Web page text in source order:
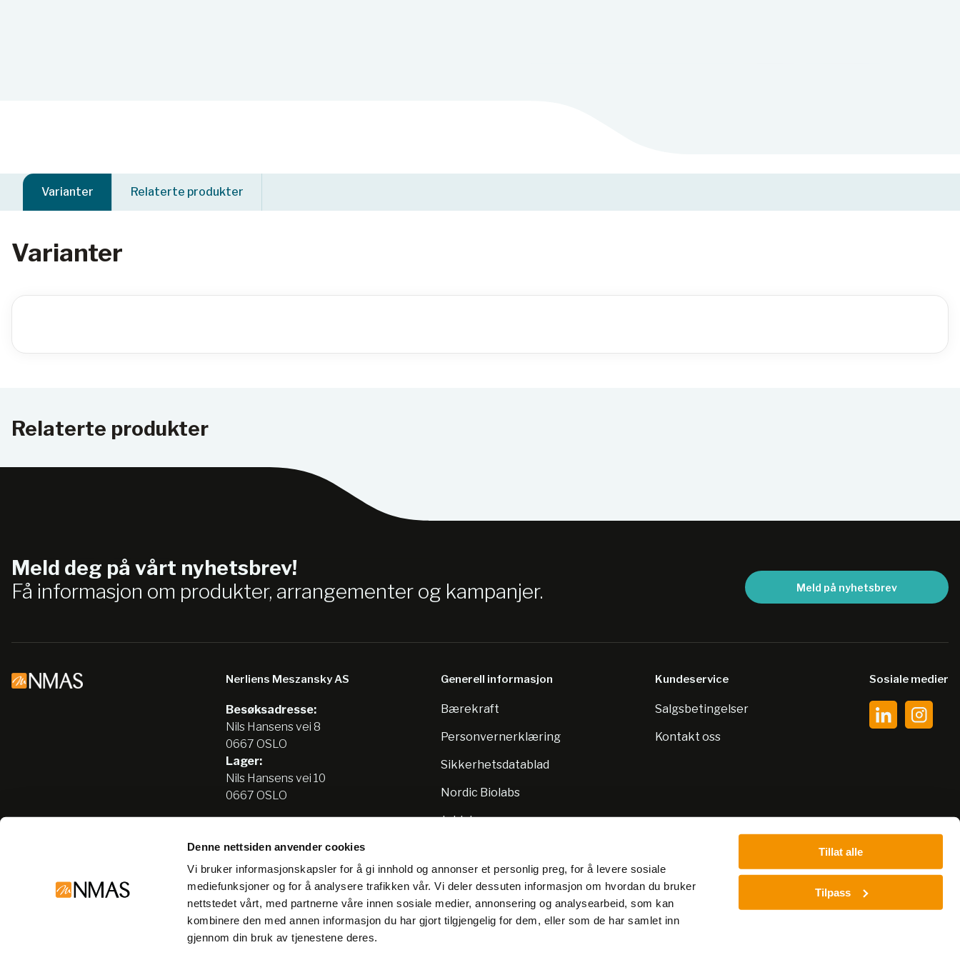
Denne nettsiden anvender cookies
Vi bruker informasjonskapsler for å gi innhold og annonser et personlig preg, for å levere sosiale
mediefunksjoner og for å analysere trafikken vår. Vi deler dessuten informasjon om hvordan du bruker
nettstedet vårt, med partnerne våre innen sosiale medier, annonsering og analysearbeid, som kan
kombinere den med annen informasjon du har gjort tilgjengelig for dem, eller som de har samlet inn
gjennom din bruk av tjenestene deres.
Tillat alle
Tilpass
Varianter Relaterte produkter
Varianter
Relaterte produkter
Meld deg på vårt nyhetsbrev!
Få informasjon om produkter, arrangementer og kampanjer.
Meld på nyhetsbrev
Nerliens Meszansky AS
Besøksadresse:
Nils Hansens vei 8
0667 OSLO
Lager:
Nils Hansens vei 10
0667 OSLO
info@nmas.no
Generell informasjon
Bærekraft
Personvernerklæring
Sikkerhetsdatablad
Nordic Biolabs
Jobb hos oss
Kundeservice
Salgsbetingelser
Kontakt oss
Sosiale medier